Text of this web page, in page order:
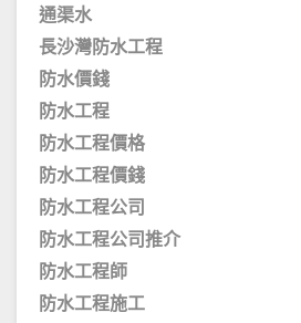
通渠水
長沙灣防水工程
防水價錢
防水工程
防水工程價格
防水工程價錢
防水工程公司
防水工程公司推介
防水工程師
防水工程施工